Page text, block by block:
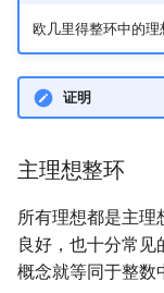
欧几里得整环中的理
证明
主理想整环
所有理想都是主理
良好，也十分常
概念就等同于整数